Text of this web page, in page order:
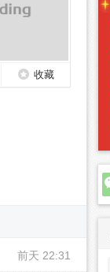
收藏
前天 22:31